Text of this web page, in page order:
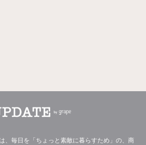
、毎日を「ちょっと素敵に暮らすため」の、商